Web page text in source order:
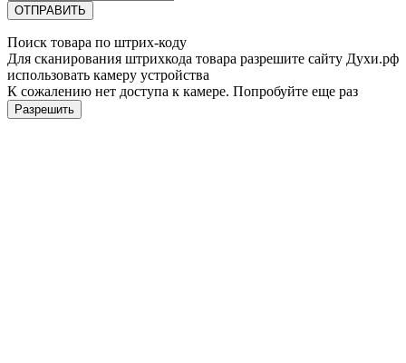
ОТПРАВИТЬ
Поиск товара по штрих-коду
Для сканирования штрихкода товара разрешите сайту Духи.рф
использовать камеру устройства
К сожалению нет доступа к камере. Попробуйте еще раз
Разрешить